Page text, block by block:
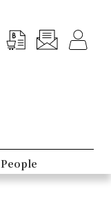
People